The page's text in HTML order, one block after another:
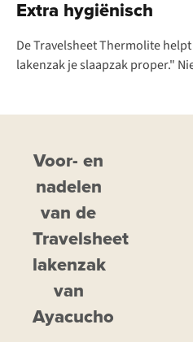
Extra hygiënisch
De Travelsheet Thermolite
lakenzak je slaapzak proper."
Voor- en
nadelen
van de
Travelsheet
lakenzak
van
Ayacucho